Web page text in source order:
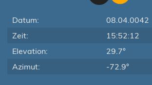
Datum:
08.04.0042
Zeit:
15:52:12
Elevation:
29.7°
Azimut:
-72.9°